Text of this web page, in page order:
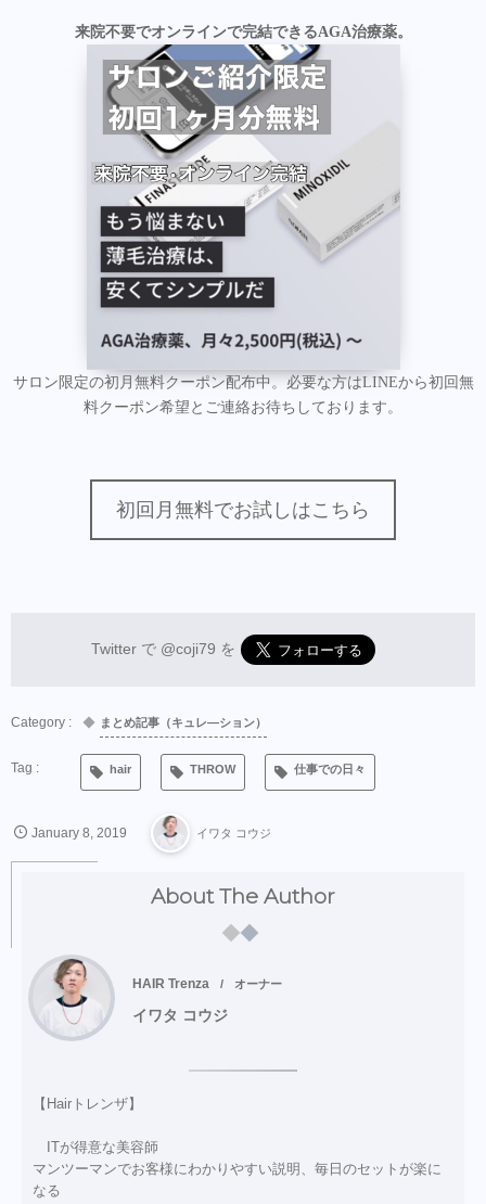
来院不要でオンラインで完結できるAGA治療薬。
サロン限定の初月無料クーポン配布中。必要な方はLINEから初回無
料クーポン希望とご連絡お待ちしております。
初回月無料でお試しはこちら
Twitter で @coji79 を
まとめ記事（キュレ―ション）
hair THROW 仕事での日々
January 8 2019 イワタ コウジ
About The Author
HAIR Trenza オーナー
イワタ コウジ
【Hairトレンザ】
ITが得意な美容師
マンツーマンでお客様にわかりやすい説明、毎日のセットが楽に
なる